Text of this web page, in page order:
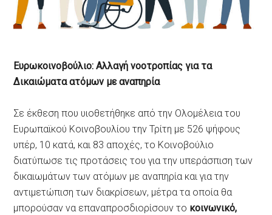
Ευρωκοινοβούλιο: Αλλαγή νοοτροπίας για τα
Δικαιώματα ατόμων με αναπηρία
Σε έκθεση που υιοθετήθηκε από την Ολομέλεια του
Ευρωπαϊκού Κοινοβουλίου την Τρίτη με 526 ψήφους
υπέρ, 10 κατά, και 83 αποχές, το Κοινοβούλιο
διατύπωσε τις προτάσεις του για την υπεράσπιση των
δικαιωμάτων των ατόμων με αναπηρία και για την
αντιμετώπιση των διακρίσεων, μέτρα τα οποία θα
μπορούσαν να επαναπροσδιορίσουν το κοινωνικό,